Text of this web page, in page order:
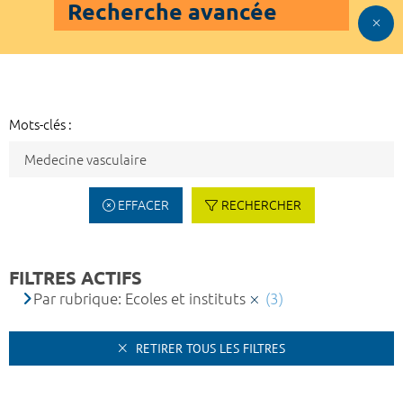
Recherche avancée
Mots-clés :
EFFACER RECHERCHER
FILTRES ACTIFS
Par rubrique: Ecoles et instituts (3)
RETIRER TOUS LES FILTRES